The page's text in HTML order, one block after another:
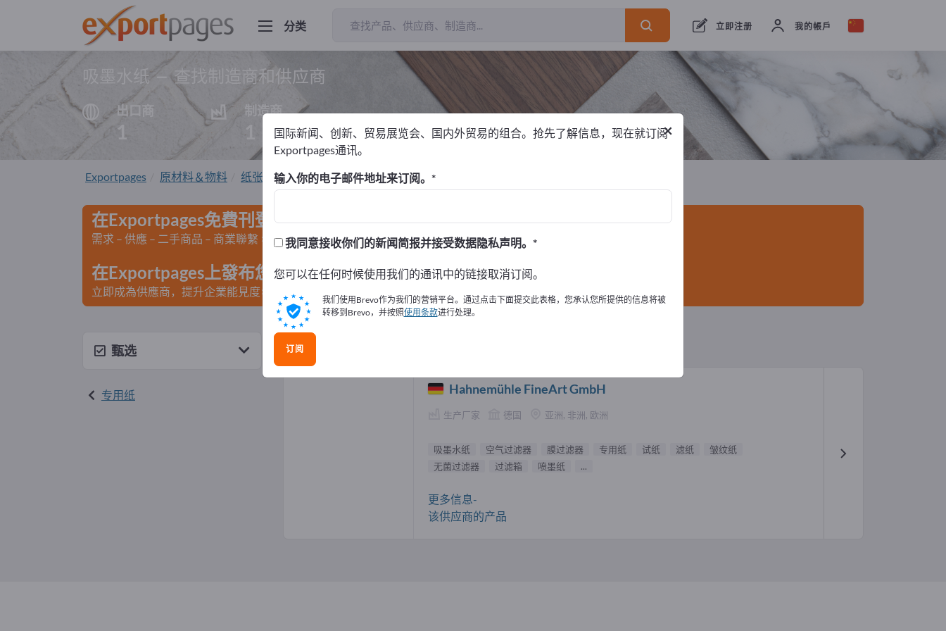
分类 立即注册 我的帳戶
吸墨水纸 – 查找制造商和供应商
出口商
1
制造商
1
出口商1 制造商
Exportpages 原材料＆物料 纸张 专用纸 吸墨水纸
在Exportpages免費刊登廣告！
需求 – 供應 – 二手商品 – 商業聯繫 >> 由此開始
在Exportpages上發布您的公司與產品資訊。
立即成為供應商，提升企業能見度>> 點此發布資訊
甄选
专用纸
吸墨水纸 供應商 (1)
Hahnemühle FineArt GmbH
生产厂家 德国 亚洲, 非洲, 欧洲
吸墨水纸 空气过滤器 膜过滤器 专用纸 试纸 滤纸
皱纹纸
无菌过滤器
过滤箱 喷墨纸 ...
更多信息-
该供应商的产品
×
国际新闻、创新、贸易展览会、国内外贸易的组合。抢先了解信息，现在就订阅
Exportpages通讯。
输入你的电子邮件地址来订阅。
我同意接收你们的新闻简报并接受数据隐私声明。
您可以在任何时候使用我们的通讯中的链接取消订阅。
我们使用Brevo作为我们的营销平台。通过点击下面提交此表格，您承认您所提供的信息将被
转移到Brevo，并按照使用条款进行处理。
订阅